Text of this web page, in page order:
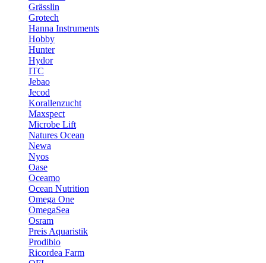
Grässlin
Grotech
Hanna Instruments
Hobby
Hunter
Hydor
ITC
Jebao
Jecod
Korallenzucht
Maxspect
Microbe Lift
Natures Ocean
Newa
Nyos
Oase
Oceamo
Ocean Nutrition
Omega One
OmegaSea
Osram
Preis Aquaristik
Prodibio
Ricordea Farm